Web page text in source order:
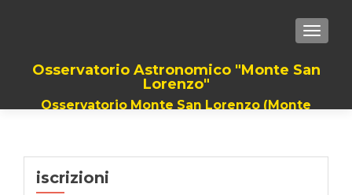
Osservatorio Astronomico "Monte San
Lorenzo"
Osservatorio Monte San Lorenzo (Monte
iscrizioni